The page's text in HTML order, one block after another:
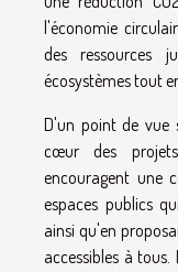
l'économie
des ressources
écosystèmes tout
D'un point de vue
cœur des
encouragent une
espaces publics
ainsi qu'en
accessibles à